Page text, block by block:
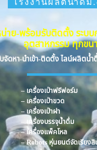
น่าย-พร้อมรับติดตั้ง ระบบ
อุตสาหกรรม ทุกขน
จัดหา-นำเข้า-ติดตั้ง ไลน์ผลิตน้ำ
– เครื่องเป่าฟรีฟอร์ม
– เครื่องเป่าขวด
– เครื่องเป่าฝา
– เครื่องบรรจุน้ำดื่ม
– เครื่องแพ็คโหล
– Robots หุ่นยนต์จัดเรียงสิ